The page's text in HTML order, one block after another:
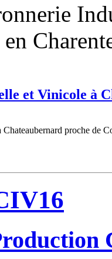
et Vinicole à
proche de